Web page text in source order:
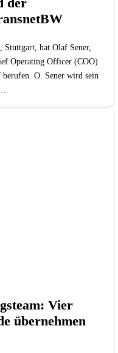
hat Olaf Sener,
Operating Officer (COO)
O. Sener wird sein
Vier
übernehmen